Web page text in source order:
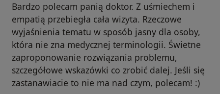
Bardzo polecam panią doktor. Z uśmiechem i
empatią przebiegła cała wizyta. Rzeczowe
wyjaśnienia tematu w sposób jasny dla osoby,
która nie zna medycznej terminologii. Świetne
zaproponowanie rozwiązania problemu,
szczegółowe wskazówki co zrobić dalej. Jeśli się
zastanawiacie to nie ma nad czym, polecam! :)